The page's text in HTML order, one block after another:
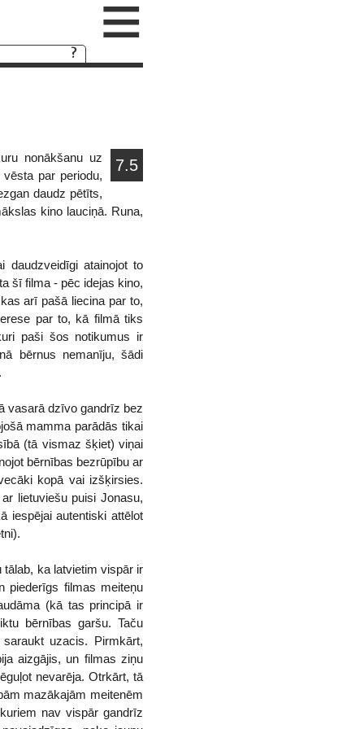
≡
7.5
nonākšanu uz
par periodu,
daudz pētīts,
kino lauciņā. Runa,
daudzveidīgi atainojot to
šī filma - pēc idejas kino,
arī pašā liecina par to,
par to, kā filmā tiks
paši šos notikumus ir
bērnus nemanīju, šādi
vasarā dzīvo gandrīz bez
mamma parādās tikai
(tā vismaz šķiet) viņai
bērnības bezrūpību ar
kopā vai izšķirsies.
lietuviešu puisi Jonasu,
iespējai autentiski attēlot
tālab, ka latvietim vispār ir
piederīgs filmas meiteņu
(kā tas principā ir
bērnības garšu. Taču
uzacis. Pirmkārt,
aizgājis, un filmas ziņu
nevarēja. Otrkārt, tā
mazākajām meitenēm
nav vispār gandrīz